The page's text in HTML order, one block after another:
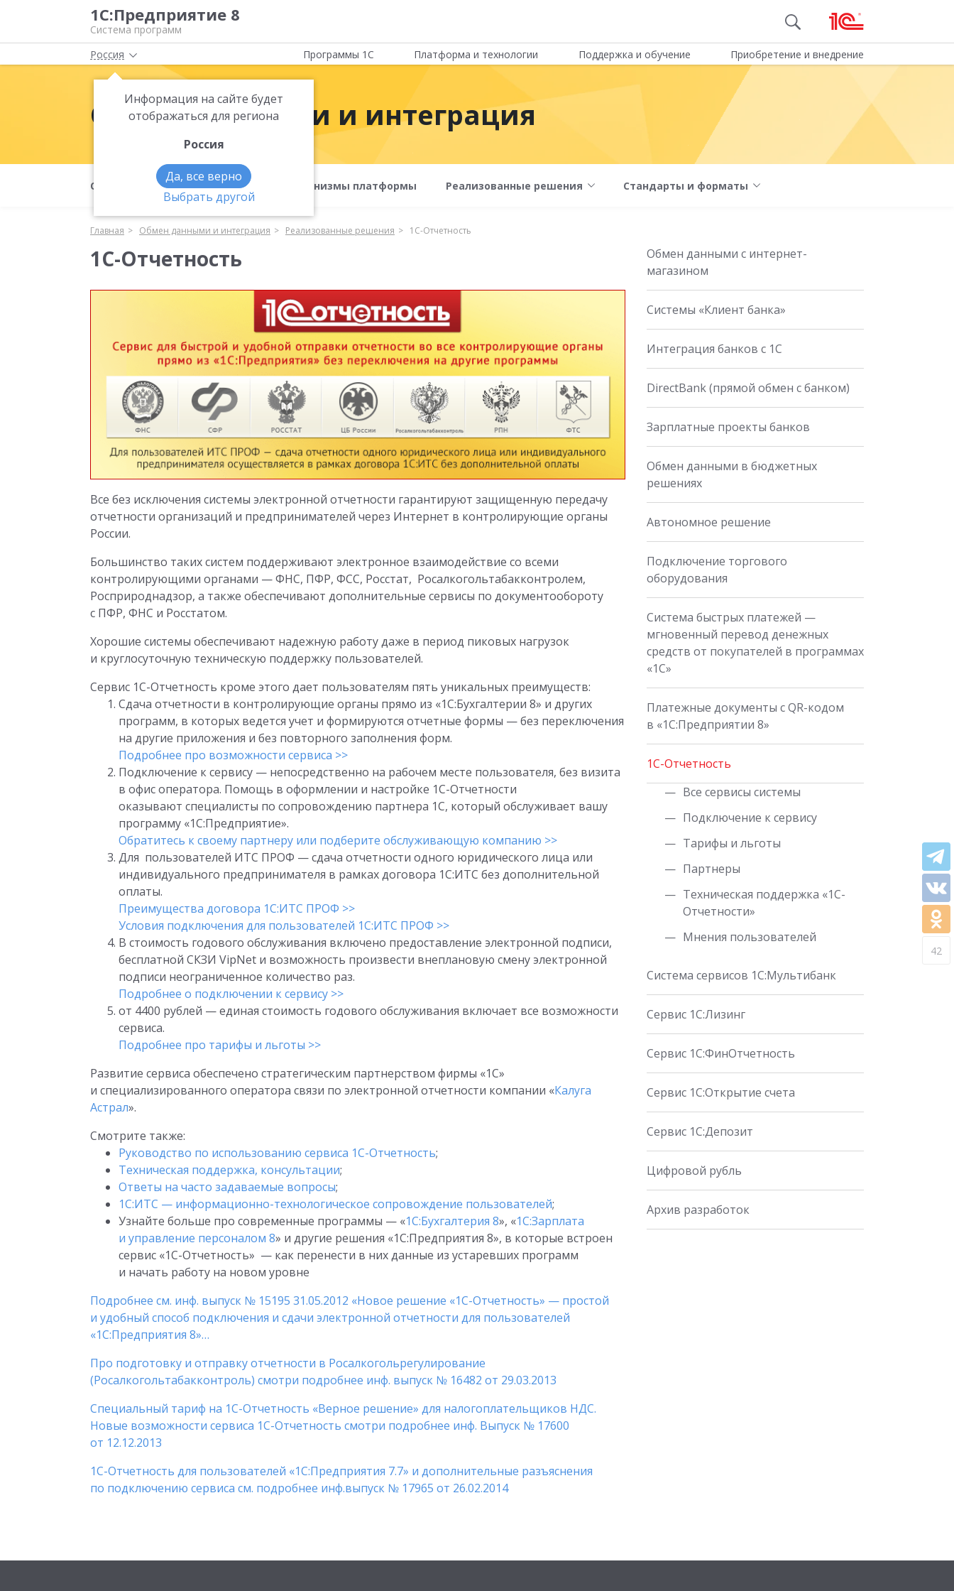
1С:Предприятие 8
Система программ
Россия
Информация на сайте будет
отображаться для региона
Россия
Да, все верно
Выбрать другой
Программы 1С Платформа и технологии Поддержка и обучение Приобретение и внедрение
Обмен данными и интеграция
Обмен данными и интеграция Механизмы платформы Реализованные решения Стандарты и форматы
Главная Обмен данными и интеграция Реализованные решения 1C-Отчетность
1C-Отчетность
Все без исключения системы электронной отчетности гарантируют защищенную передачу
отчетности организаций и предпринимателей через Интернет в контролирующие органы
России.
Большинство таких систем поддерживают электронное взаимодействие со всеми
контролирующими органами — ФНС, ПФР, ФСС, Росстат, Росалкогольтабакконтролем,
Росприроднадзор, а также обеспечивают дополнительные сервисы по документообороту
с ПФР, ФНС и Росстатом.
Хорошие системы обеспечивают надежную работу даже в период пиковых нагрузок
и круглосуточную техническую поддержку пользователей.
Сервис 1С-Отчетность кроме этого дает пользователям пять уникальных преимуществ:
Сдача отчетности в контролирующие органы прямо из «1С:Бухгалтерии 8» и других
программ, в которых ведется учет и формируются отчетные формы — без переключения
на другие приложения и без повторного заполнения форм.
Подробнее про возможности сервиса >>
Подключение к сервису — непосредственно на рабочем месте пользователя, без визита
в офис оператора. Помощь в оформлении и настройке 1С-Отчетности
оказывают специалисты по сопровождению партнера 1С, который обслуживает вашу
программу «1С:Предприятие».
Обратитесь к своему партнеру или подберите обслуживающую компанию >>
Для пользователей ИТС ПРОФ — сдача отчетности одного юридического лица или
индивидуального предпринимателя в рамках договора 1С:ИТС без дополнительной
оплаты.
Преимущества договора 1С:ИТС ПРОФ >>
Условия подключения для пользователей 1С:ИТС ПРОФ >>
В стоимость годового обслуживания включено предоставление электронной подписи,
бесплатной СКЗИ VipNet и возможность произвести внеплановую смену электронной
подписи неограниченное количество раз.
Подробнее о подключении к сервису >>
от 4400 рублей — единая стоимость годового обслуживания включает все возможности
сервиса.
Подробнее про тарифы и льготы >>
Развитие сервиса обеспечено стратегическим партнерством фирмы «1С»
и специализированного оператора связи по электронной отчетности компании «Калуга
Астрал».
Смотрите также:
Руководство по использованию сервиса 1С-Отчетность;
Техническая поддержка, консультации;
Ответы на часто задаваемые вопросы;
1С:ИТС — информационно-технологическое сопровождение пользователей;
Узнайте больше про современные программы — «1С:Бухгалтерия 8», «1С:Зарплата
и управление персоналом 8» и другие решения «1С:Предприятия 8», в которые встроен
сервис «1С-Отчетность» — как перенести в них данные из устаревших программ
и начать работу на новом уровне
Подробнее см. инф. выпуск № 15195 31.05.2012 «Новое решение «1С-Отчетность» — простой
и удобный способ подключения и сдачи электронной отчетности для пользователей
«1С:Предприятия 8»…
Про подготовку и отправку отчетности в Росалкогольрегулирование
(Росалкогольтабакконтроль) смотри подробнее инф. выпуск № 16482 от 29.03.2013
Специальный тариф на 1С-Отчетность «Верное решение» для налогоплательщиков НДС.
Новые возможности сервиса 1С-Отчетность смотри подробнее инф. Выпуск № 17600
от 12.12.2013
1С-Отчетность для пользователей «1С:Предприятия 7.7» и дополнительные разъяснения
по подключению сервиса см. подробнее инф.выпуск № 17965 от 26.02.2014
42
Обмен данными с интернет-
магазином
Системы «Клиент банка»
Интеграция банков с 1С
DirectBank (прямой обмен с банком)
Зарплатные проекты банков
Обмен данными в бюджетных
решениях
Автономное решение
Подключение торгового
оборудования
Система быстрых платежей —
мгновенный перевод денежных
средств от покупателей в программах
«1С»
Платежные документы с QR-кодом
в «1С:Предприятии 8»
1C-Отчетность
Все сервисы системы
Подключение к сервису
Тарифы и льготы
Партнеры
Техническая поддержка «1С-
Отчетности»
Мнения пользователей
Система сервисов 1С:Мультибанк
Сервис 1С:Лизинг
Сервис 1С:ФинОтчетность
Сервис 1С:Открытие счета
Сервис 1С:Депозит
Цифровой рубль
Архив разработок